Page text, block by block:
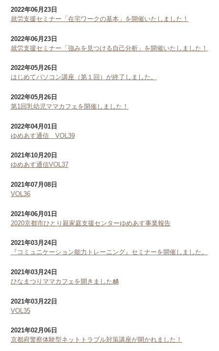
2022年06月23日
就労支援セミナー「在宅ワークの基本」を開催いたしました！
2022年06月23日
就労支援セミナー「強みを見つける自己分析」を開催いたしました！
2022年05月26日
はじめてパソコン講座（第１回）が終了しました。
2022年05月26日
第1回乳幼児ママカフェを開催しました！
2022年04月01日
ゆめあす通信 VOL39
2021年10月20日
ゆめあす通信VOL37
2021年07月08日
VOL36
2021年06月01日
2020京都市ひとり親家庭支援センターゆめあす事業報告
2021年03月24日
『コミュニケーション能力トレーニング』セミナーを開催しました。
2021年03月24日
ひなまつりママカフェを開きました🎎
2021年03月22日
VOL35
2021年02月06日
京都府警察体験型ネットトラブル対策講座が開かれました！